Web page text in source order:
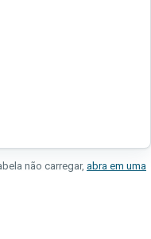
não carregar, abra em uma